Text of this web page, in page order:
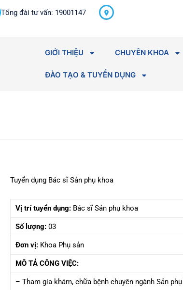
Tổng đài tư vấn: 19001147
298 Hà Huy Tập, P.
GIỚI THIỆU CHUYÊN KHOA
ĐÀO TẠO & TUYỂN DỤNG
Tuyển dụng Bác sĩ Sản phụ khoa
Vị trí tuyển dụng: Bác sĩ Sản phụ khoa
Số lượng: 03
Đơn vị: Khoa Phụ sản
MÔ TẢ CÔNG VIỆC:
– Tham gia khám, chữa bệnh chuyên ngành Sản